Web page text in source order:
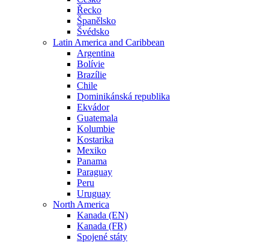
Řecko
Španělsko
Švédsko
Latin America and Caribbean
Argentina
Bolívie
Brazílie
Chile
Dominikánská republika
Ekvádor
Guatemala
Kolumbie
Kostarika
Mexiko
Panama
Paraguay
Peru
Uruguay
North America
Kanada (EN)
Kanada (FR)
Spojené státy